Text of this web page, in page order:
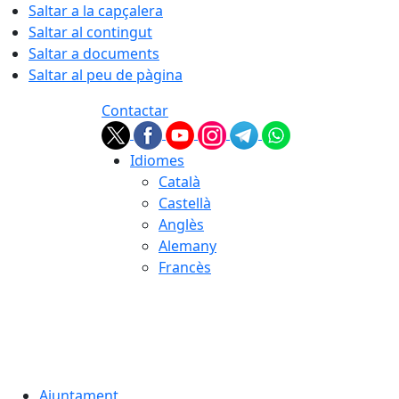
Saltar a la capçalera
Saltar al contingut
Saltar a documents
Saltar al peu de pàgina
Contactar
Idiomes
Català
Castellà
Anglès
Alemany
Francès